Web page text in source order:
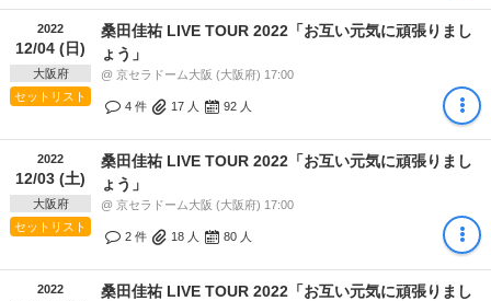
2022
12/04 (日)
大阪府
セットリスト
桑田佳祐 LIVE TOUR 2022「お互い元気に頑張りまし
ょう」
@ 京セラドーム大阪 (大阪府) 17:00
4 件 17 人 92 人
2022
12/03 (土)
大阪府
セットリスト
桑田佳祐 LIVE TOUR 2022「お互い元気に頑張りまし
ょう」
@ 京セラドーム大阪 (大阪府) 17:00
2 件 18 人 80 人
2022
桑田佳祐 LIVE TOUR 2022「お互い元気に頑張りまし